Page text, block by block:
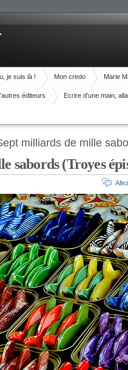
je suis là ! Mon credo Marie
éditeurs Ecrire d’une main,
milliards de mille
sabords (Troyes